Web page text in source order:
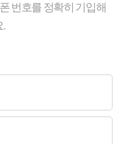
번호를 정확히 기입해
.